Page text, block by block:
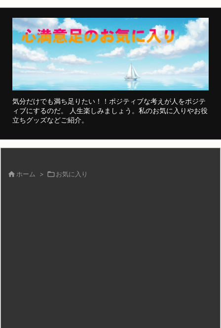
気分だけでも満ち足りたい！！ポジティブな考えが人をポジテ
ィブにするのだ。 人生楽しみましょう。私のお気に入りやお役
立ちグッズなどご紹介。
 ホーム > お気に入り